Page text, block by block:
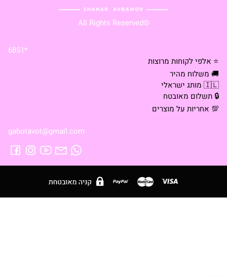
©All Rights Reserved
*6851
⭐ אלפי לקוחות מרוצות
🚚 משלוח מהיר
🇮🇱 מותג ישראלי
🔒 תשלום מאובטח
💯 אחריות על מוצרים
gabotavot@gmail.com